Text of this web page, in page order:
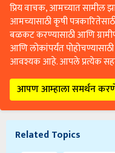
प्रिय वाचक, आमच्यात सामील
आमच्यासाठी कृषी
बळकट करण्यासाठी आणि
आणि लोकांपर्यंत
आवश्यक आहे. आपले प्रत्येक
आपण आम्हाला समर्थन
Related Topics